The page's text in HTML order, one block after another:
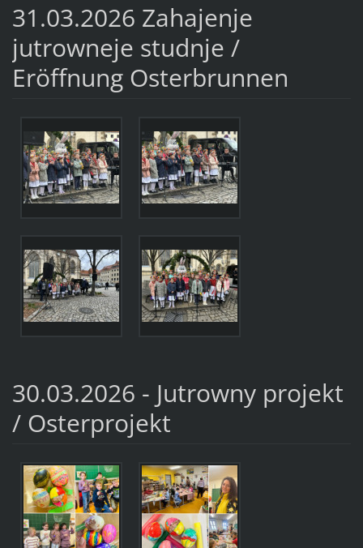
31.03.2026 Zahajenje
jutrowneje studnje /
Eröffnung Osterbrunnen
30.03.2026 - Jutrowny projekt
/ Osterprojekt